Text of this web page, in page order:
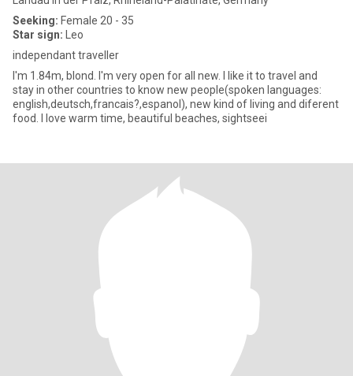
Seeking: Female 20 - 35
Star sign: Leo
independant traveller
I'm 1.84m, blond. I'm very open for all new. I like it to travel and
stay in other countries to know new people(spoken languages:
english,deutsch,francais?,espanol), new kind of living and diferent
food. I love warm time, beautiful beaches, sightseei